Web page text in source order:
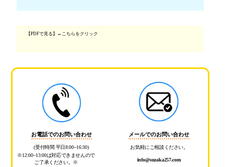
【PDFで見る】←こちらをクリック
お電話でのお問い合わせ
(受付時間 平日8:00~16:30)
※12:00~13:00は対応できませんので
ご了承ください。※
メールでのお問い合わせ
お気軽にご相談ください。
info@suzaka257.com